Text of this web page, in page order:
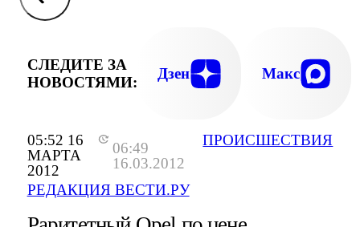
05:52 16
МАРТА
2012
06:49
16.03.2012
РЕДАКЦИЯ ВЕСТИ.РУ
ПРОИСШЕСТВИЯ
СЛЕДИТЕ ЗА
НОВОСТЯМИ:
Дзен Макс